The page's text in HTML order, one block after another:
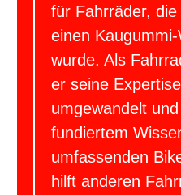
für Fahrräder,
einen
wurde. Als
er seine
umgewandelt
fundiertem
umfassenden
hilft anderen